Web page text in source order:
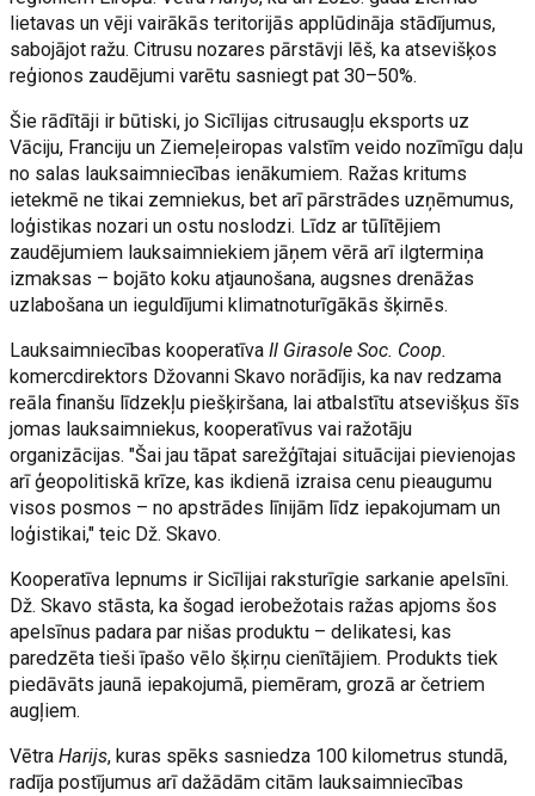
lietavas un vēji vairākās teritorijās applūdināja stādījumus,
sabojājot ražu. Citrusu nozares pārstāvji lēš, ka atsevišķos
reģionos zaudējumi varētu sasniegt pat 30–50%.
Šie rādītāji ir būtiski, jo Sicīlijas citrusaugļu eksports uz
Vāciju, Franciju un Ziemeļeiropas valstīm veido nozīmīgu daļu
no salas lauksaimniecības ienākumiem. Ražas kritums
ietekmē ne tikai zemniekus, bet arī pārstrādes uzņēmumus,
loģistikas nozari un ostu noslodzi. Līdz ar tūlītējiem
zaudējumiem lauksaimniekiem jāņem vērā arī ilgtermiņa
izmaksas – bojāto koku atjaunošana, augsnes drenāžas
uzlabošana un ieguldījumi klimatnoturīgākās šķirnēs.
Lauksaimniecības kooperatīva Il Girasole Soc. Coop.
komercdirektors Džovanni Skavo norādījis, ka nav redzama
reāla finanšu līdzekļu piešķiršana, lai atbalstītu atsevišķus šīs
jomas lauksaimniekus, kooperatīvus vai ražotāju
organizācijas. "Šai jau tāpat sarežģītajai situācijai pievienojas
arī ģeopolitiskā krīze, kas ikdienā izraisa cenu pieaugumu
visos posmos – no apstrādes līnijām līdz iepakojumam un
loģistikai," teic Dž. Skavo.
Kooperatīva lepnums ir Sicīlijai raksturīgie sarkanie apelsīni.
Dž. Skavo stāsta, ka šogad ierobežotais ražas apjoms šos
apelsīnus padara par nišas produktu – delikatesi, kas
paredzēta tieši īpašo vēlo šķirņu cienītājiem. Produkts tiek
piedāvāts jaunā iepakojumā, piemēram, grozā ar četriem
augļiem.
VētraHarijs, kuras spēks sasniedza 100 kilometrus stundā,
radīja postījumus arī dažādām citām lauksaimniecības